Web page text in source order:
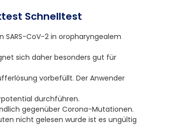
Schnelltest
CoV-2 in oropharyngealem
sich daher besonders gut für
vorbefüllt. Der Anwender
durchführen.
gegenüber Corona-Mutationen.
nicht gelesen wurde ist es ungültig